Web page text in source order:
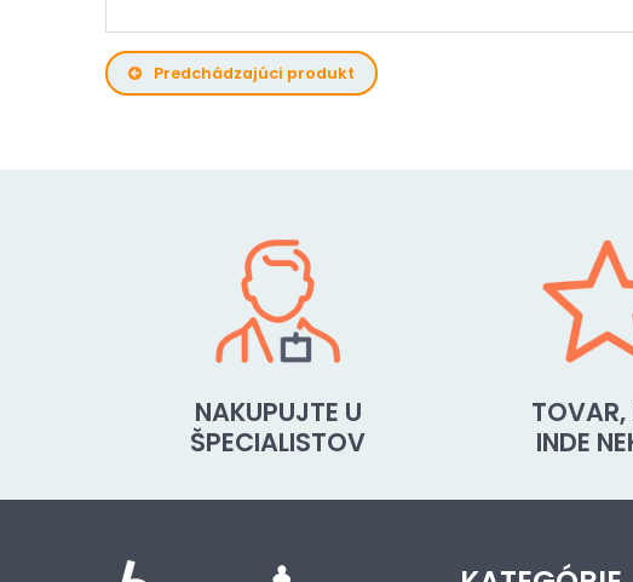
Predchádzajúci produkt
NAKUPUJTE U
ŠPECIALISTOV
TOVAR,
INDE